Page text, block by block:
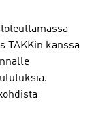
TAKKin kanssa